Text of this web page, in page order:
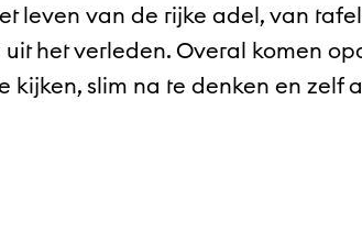
leven van de rijke adel, van
het verleden. Overal komen
kijken, slim na te denken en zelf